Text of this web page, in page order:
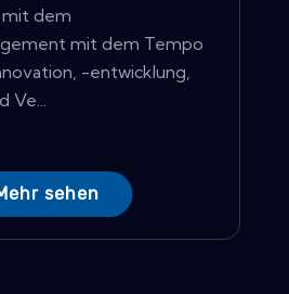
mit dem
mit dem Tempo
-entwicklung,
Ve...
sehen